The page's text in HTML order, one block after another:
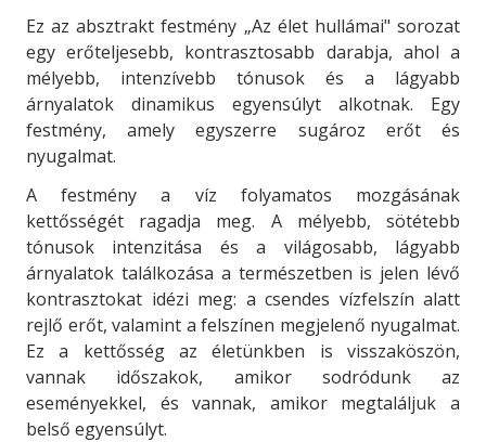
Ez az absztrakt festmény „Az élet hullámai" sorozat
egy erőteljesebb, kontrasztosabb darabja, ahol a
mélyebb, intenzívebb tónusok és a lágyabb
árnyalatok dinamikus egyensúlyt alkotnak. Egy
festmény, amely egyszerre sugároz erőt és
nyugalmat.
A festmény a víz folyamatos mozgásának
kettősségét ragadja meg. A mélyebb, sötétebb
tónusok intenzitása és a világosabb, lágyabb
árnyalatok találkozása a természetben is jelen lévő
kontrasztokat idézi meg: a csendes vízfelszín alatt
rejlő erőt, valamint a felszínen megjelenő nyugalmat.
Ez a kettősség az életünkben is visszaköszön,
vannak időszakok, amikor sodródunk az
eseményekkel, és vannak, amikor megtaláljuk a
belső egyensúlyt.